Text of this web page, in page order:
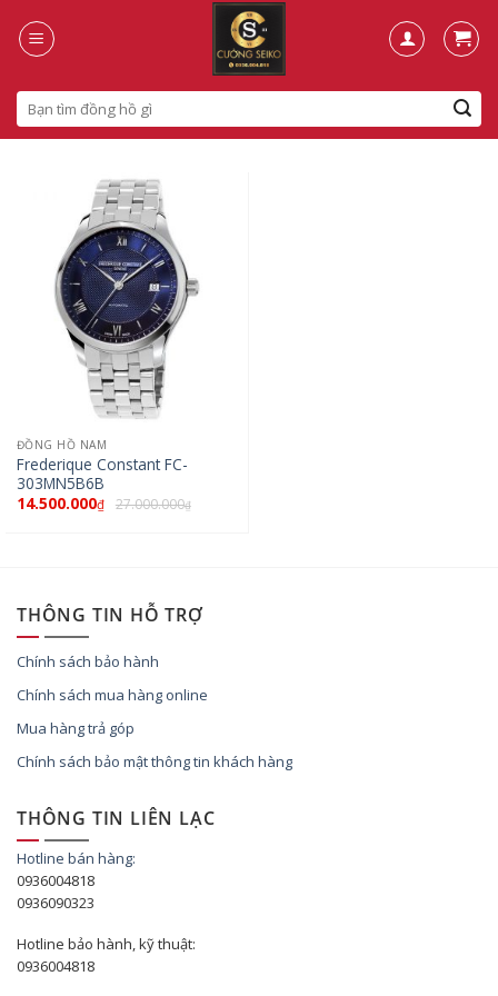
Search
for:
ĐỒNG HỒ NAM
Frederique Constant FC-
303MN5B6B
14.500.000₫ 27.000.000₫
THÔNG TIN HỖ TRỢ
Chính sách bảo hành
Chính sách mua hàng online
Mua hàng trả góp
Chính sách bảo mật thông tin khách hàng
THÔNG TIN LIÊN LẠC
Hotline bán hàng:
0936004818
0936090323
Hotline bảo hành, kỹ thuật:
0936004818